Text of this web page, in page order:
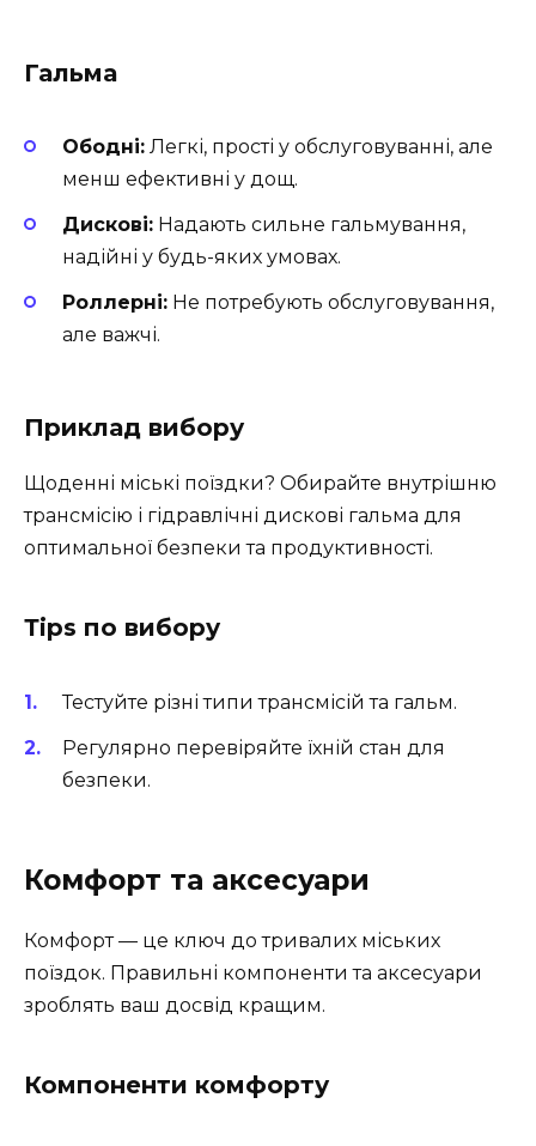
Гальма
Ободні: Легкі, прості у обслуговуванні, але
менш ефективні у дощ.
Дискові: Надають сильне гальмування,
надійні у будь-яких умовах.
Роллерні: Не потребують обслуговування,
але важчі.
Приклад вибору
Щоденні міські поїздки? Обирайте внутрішню
трансмісію і гідравлічні дискові гальма для
оптимальної безпеки та продуктивності.
Тips по вибору
Тестуйте різні типи трансмісій та гальм.
Регулярно перевіряйте їхній стан для
безпеки.
Комфорт та аксесуари
Комфорт — це ключ до тривалих міських
поїздок. Правильні компоненти та аксесуари
зроблять ваш досвід кращим.
Компоненти комфорту